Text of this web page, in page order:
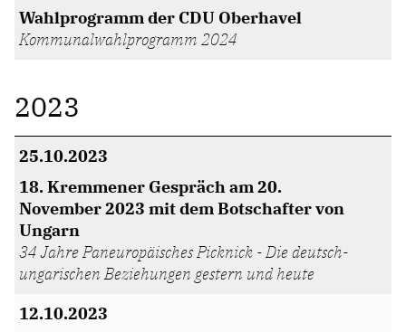
Wahlprogramm der CDU Oberhavel
Kommunalwahlprogramm 2024
2023
25.10.2023
18. Kremmener Gespräch am 20.
November 2023 mit dem Botschafter von
Ungarn
34 Jahre Paneuropäisches Picknick - Die deutsch-
ungarischen Beziehungen gestern und heute
12.10.2023